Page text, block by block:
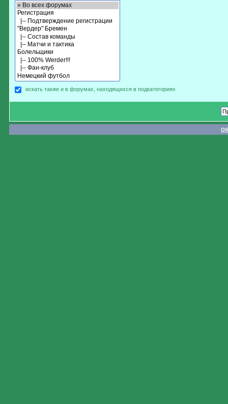
искать также и в форумах, находящихся в подкатегориях